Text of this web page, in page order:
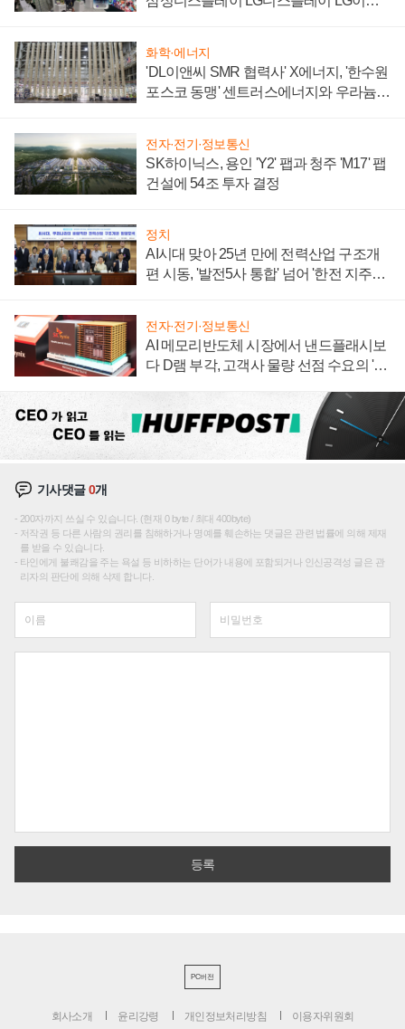
화학·에너지
'DL이앤씨 SMR 협력사' X에너지, '한수원
포스코 동맹' 센트러스에너지와 우라늄
전자·전기·정보통신
SK하이닉스, 용인 'Y2' 팹과 청주 'M17' 팹
건설에 54조 투자 결정
정치
AI시대 맞아 25년 만에 전력산업 구조개
편 시동, '발전5사 통합' 넘어 '한전 지주사'
전자·전기·정보통신
AI 메모리반도체 시장에서 낸드플래시보
다 D램 부각, 고객사 물량 선점 수요의 '우
기사댓글0개
200자까지 쓰실 수 있습니다. (현재 0 byte / 최대 400byte)
저작권 등 다른 사람의 권리를 침해하거나 명예를 훼손하는 댓글은 관련 법률에 의해 제재
를 받을 수 있습니다.
타인에게 불쾌감을 주는 욕설 등 비하하는 단어가 내용에 포함되거나 인신공격성 글은 관
리자의 판단에 의해 삭제 합니다.
PC버전
회사소개 윤리강령 개인정보처리방침 이용자위원회